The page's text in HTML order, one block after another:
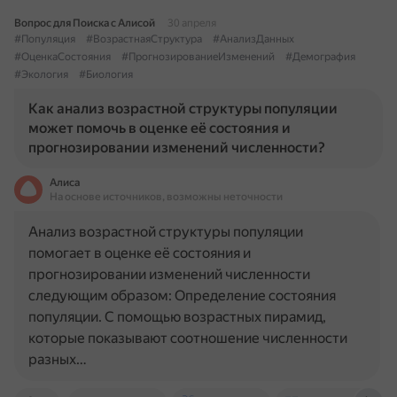
Вопрос для Поиска с Алисой
30 апреля
#Популяция
#ВозрастнаяСтруктура
#АнализДанных
#ОценкаСостояния
#ПрогнозированиеИзменений
#Демография
#Экология
#Биология
Как анализ возрастной структуры популяции
может помочь в оценке её состояния и
прогнозировании изменений численности?
Алиса
На основе источников, возможны неточности
Анализ возрастной структуры популяции
помогает в оценке её состояния и
прогнозировании изменений численности
следующим образом: Определение состояния
популяции. С помощью возрастных пирамид,
которые показывают соотношение численности
разных…